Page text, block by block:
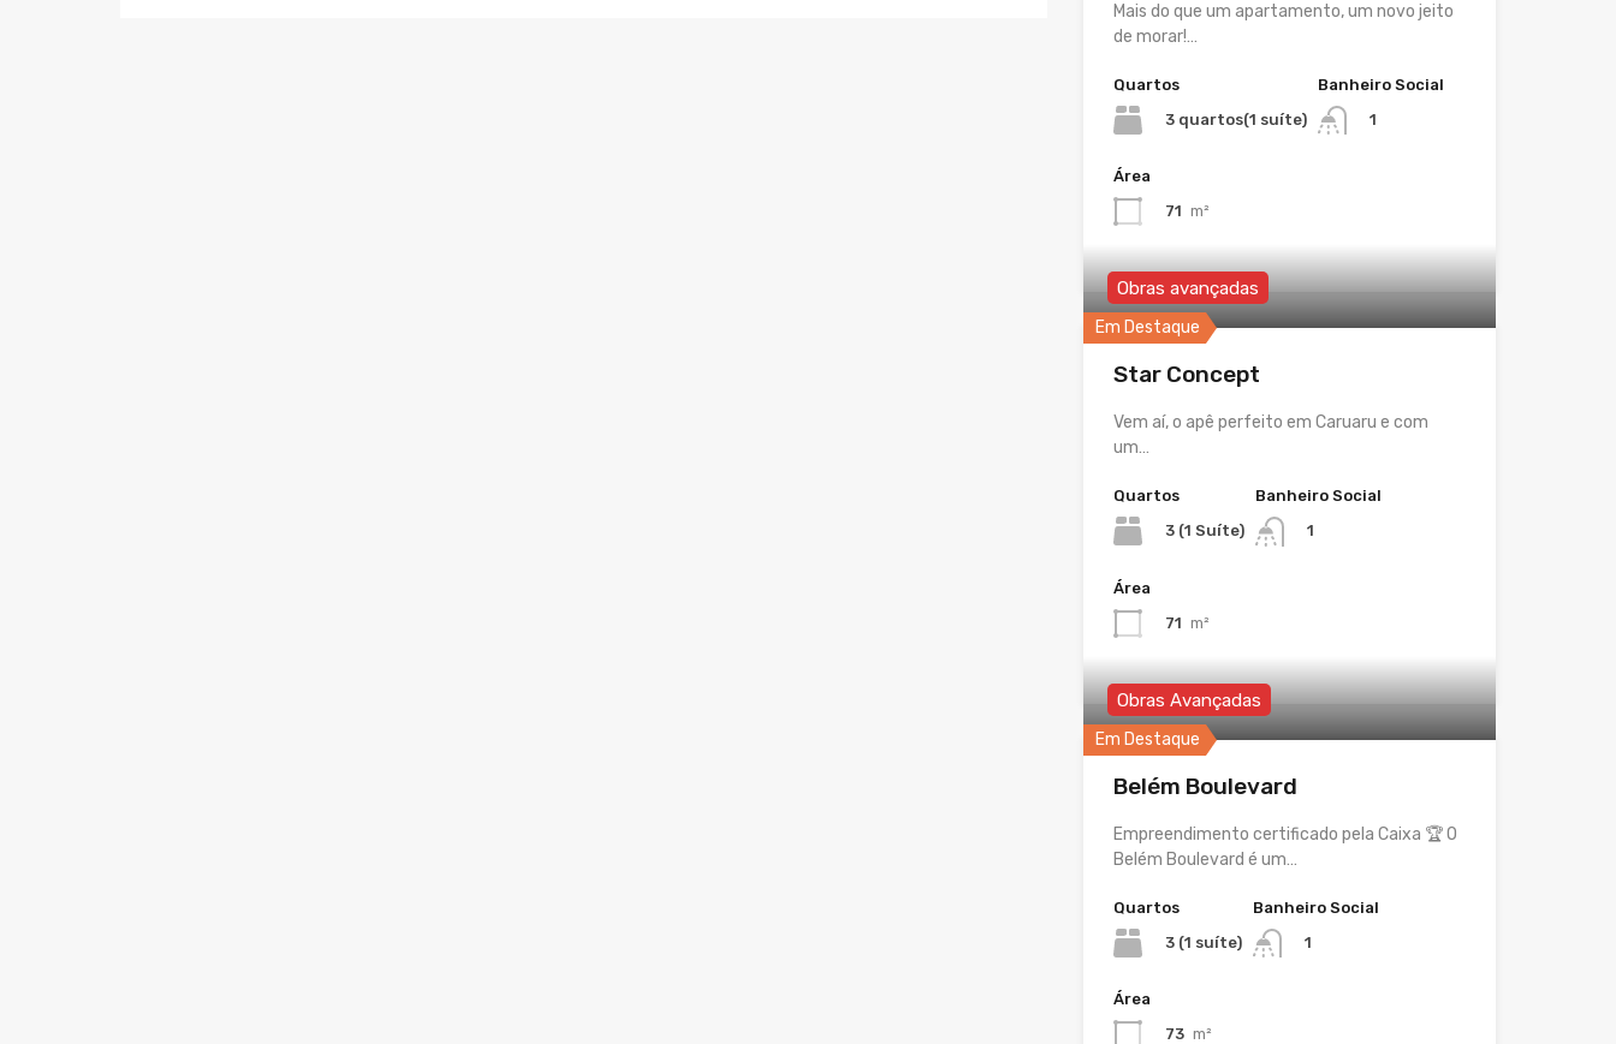
Mais do que um apartamento, um novo jeito
de morar!…
Quartos
3 quartos(1 suíte)
Banheiro Social
1
Área
71 m²
Em Destaque
Obras avançadas
Star Concept
Vem aí, o apê perfeito em Caruaru e com
um…
Quartos
3 (1 Suíte)
Banheiro Social
1
Área
71 m²
Em Destaque
Obras Avançadas
Belém Boulevard
Empreendimento certificado pela Caixa 🏆 O
Belém Boulevard é um…
Quartos
3 (1 suíte)
Banheiro Social
1
Área
73 m²